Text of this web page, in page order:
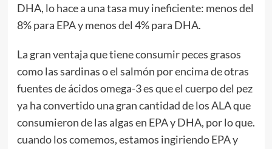
DHA, lo hace a una tasa muy ineficiente: menos del
8% para EPA y menos del 4% para DHA.
La gran ventaja que tiene consumir peces grasos
como las sardinas o el salmón por encima de otras
fuentes de ácidos omega-3 es que el cuerpo del pez
ya ha convertido una gran cantidad de los ALA que
consumieron de las algas en EPA y DHA, por lo que.
cuando los comemos, estamos ingiriendo EPA y